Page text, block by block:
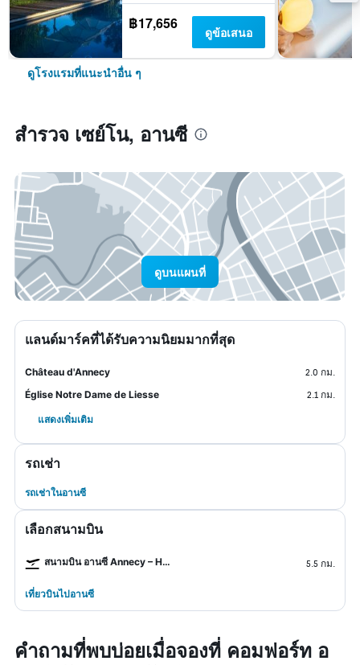
฿17,656 ดูข้อเสนอ
ดูโรงแรมที่แนะนำอื่น ๆ
สำรวจ เซย์โน, อานซี
ดูบนแผนที่
แลนด์มาร์คที่ได้รับความนิยมมากที่สุด
Château d'Annecy
2.0 กม.
Église Notre Dame de Liesse
2.1 กม.
แสดงเพิ่มเติม
รถเช่า
รถเช่าในอานซี
เลือกสนามบิน
สนามบิน อานซี Annecy – Haute-Savoie – Mont Blanc 5.5 กม.
เที่ยวบินไปอานซี
คำถามที่พบบ่อยเมื่อจองที่ คอมฟอร์ท อ